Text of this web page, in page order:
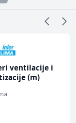
Home Office
Sachbearbeiter
bekannten
TELUS Digital